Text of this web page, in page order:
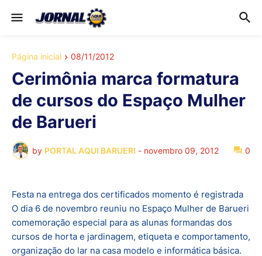
Página inicial 08/11/2012
Cerimônia marca formatura
de cursos do Espaço Mulher
de Barueri
by PORTAL AQUI BARUERI - novembro 09, 2012 0
Festa na entrega dos certificados momento é registrada
O dia 6 de novembro reuniu no Espaço Mulher de Barueri
comemoração especial para as alunas formandas dos
cursos de horta e jardinagem, etiqueta e comportamento,
organização do lar na casa modelo e informática básica.